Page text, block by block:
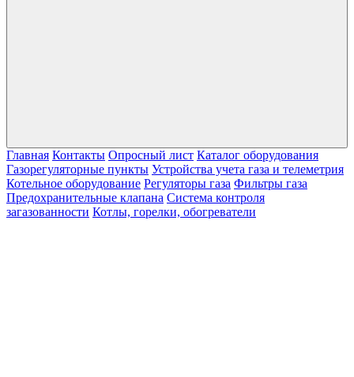
Главная Контакты Опросный лист Каталог оборудования
Газорегуляторные пункты Устройства учета газа и телеметрия
Котельное оборудование Регуляторы газа Фильтры газа
Предохранительные клапана Система контроля
загазованности Котлы, горелки, обогреватели